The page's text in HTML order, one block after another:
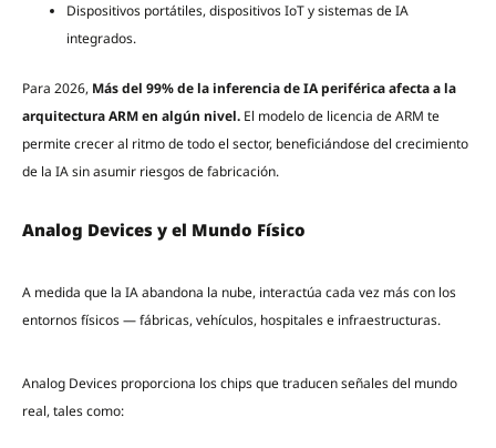
Dispositivos portátiles, dispositivos IoT y sistemas de IA
integrados.
Para 2026, Más del 99% de la inferencia de IA periférica afecta a la
arquitectura ARM en algún nivel. El modelo de licencia de ARM te
permite crecer al ritmo de todo el sector, beneficiándose del crecimiento
de la IA sin asumir riesgos de fabricación.
Analog Devices y el Mundo Físico
A medida que la IA abandona la nube, interactúa cada vez más con los
entornos físicos — fábricas, vehículos, hospitales e infraestructuras.
Analog Devices proporciona los chips que traducen señales del mundo
real, tales como: